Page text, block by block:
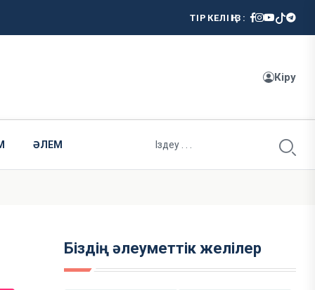
ТІРКЕЛІҢІЗ:
Кіру
ӘЛЕМ
Біздің әлеуметтік желілер